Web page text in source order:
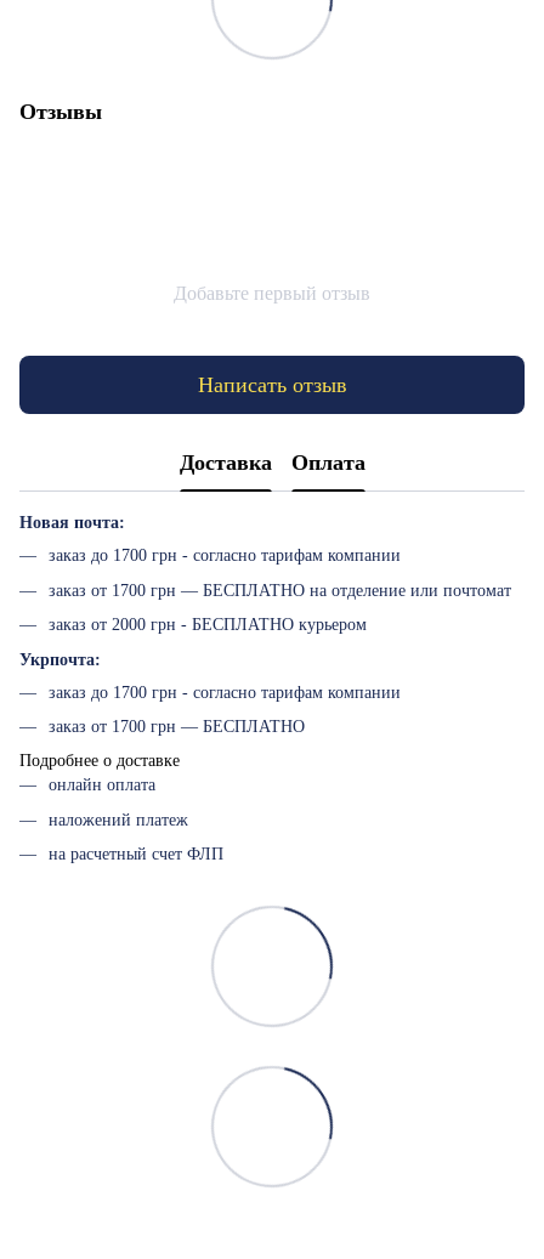
Отзывы
Добавьте первый отзыв
Написать отзыв
Доставка Оплата
Новая почта:
заказ до 1700 грн - согласно тарифам компании
заказ от 1700 грн — БЕСПЛАТНО на отделение или почтомат
заказ от 2000 грн - БЕСПЛАТНО курьером
Укрпочта:
заказ до 1700 грн - согласно тарифам компании
заказ от 1700 грн — БЕСПЛАТНО
Подробнее о доставке
онлайн оплата
наложений платеж
на расчетный счет ФЛП